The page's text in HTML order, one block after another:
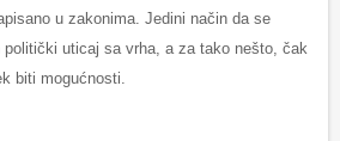
u zakonima. Jedini način da se
politički uticaj sa vrha, a za tako nešto, čak
biti mogućnosti.